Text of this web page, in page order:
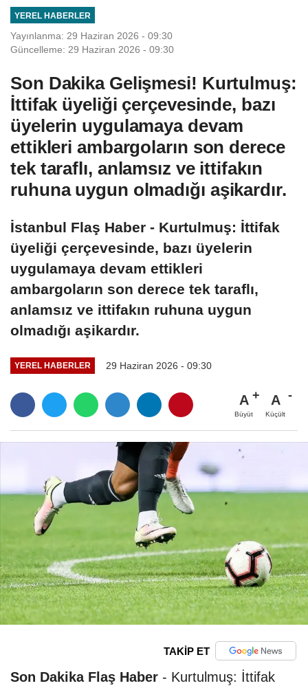
YEREL HABERLER
Yayınlanma: 29 Haziran 2026 - 09:30
Güncelleme: 29 Haziran 2026 - 09:30
Son Dakika Gelişmesi! Kurtulmuş:
İttifak üyeliği çerçevesinde, bazı
üyelerin uygulamaya devam
ettikleri ambargoların son derece
tek taraflı, anlamsız ve ittifakın
ruhuna uygun olmadığı aşikardır.
İstanbul Flaş Haber - Kurtulmuş: İttifak
üyeliği çerçevesinde, bazı üyelerin
uygulamaya devam ettikleri
ambargoların son derece tek taraflı,
anlamsız ve ittifakın ruhuna uygun
olmadığı aşikardır.
YEREL HABERLER 29 Haziran 2026 - 09:30
A
Büyüt
A
Küçült
TAKİP ET
Son Dakika Flaş Haber - Kurtulmuş: İttifak